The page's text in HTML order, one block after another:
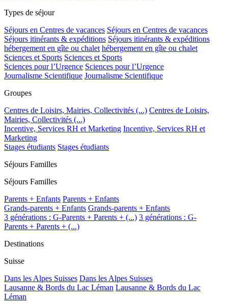
Types de séjour
Séjours en Centres de vacances Séjours en Centres de vacances
Séjours itinérants & expéditions Séjours itinérants & expéditions
hébergement en gîte ou chalet hébergement en gîte ou chalet
Sciences et Sports Sciences et Sports
Sciences pour l’Urgence Sciences pour l’Urgence
Journalisme Scientifique Journalisme Scientifique
Groupes
Centres de Loisirs, Mairies, Collectivités (...) Centres de Loisirs,
Mairies, Collectivités (...)
Incentive, Services RH et Marketing Incentive, Services RH et
Marketing
Stages étudiants Stages étudiants
Séjours Familles
Séjours Familles
Parents + Enfants Parents + Enfants
Grands-parents + Enfants Grands-parents + Enfants
3 générations : G-Parents + Parents + (...) 3 générations : G-
Parents + Parents + (...)
Destinations
Suisse
Dans les Alpes Suisses Dans les Alpes Suisses
Lausanne & Bords du Lac Léman Lausanne & Bords du Lac
Léman